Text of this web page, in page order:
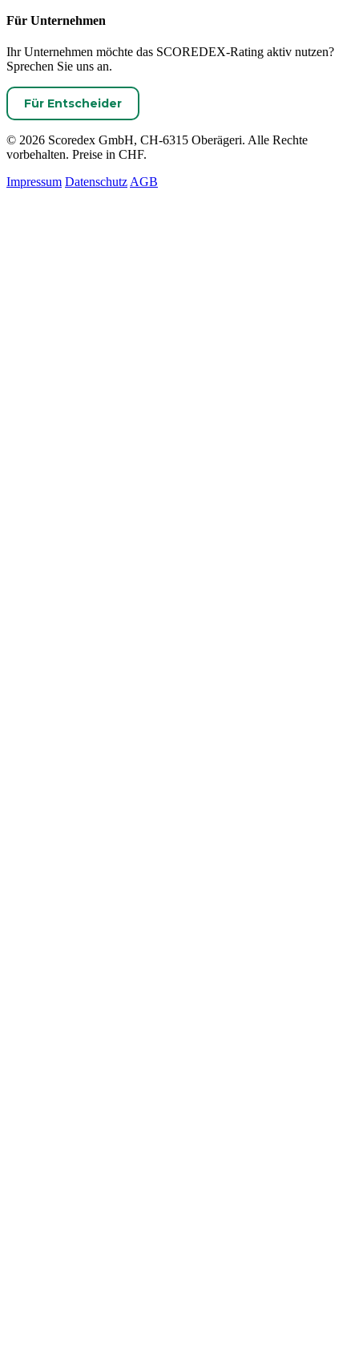
Für Unternehmen
Ihr Unternehmen möchte das SCOREDEX-Rating aktiv nutzen?
Sprechen Sie uns an.
Für Entscheider
© 2026 Scoredex GmbH, CH-6315 Oberägeri. Alle Rechte
vorbehalten. Preise in CHF.
Impressum Datenschutz AGB